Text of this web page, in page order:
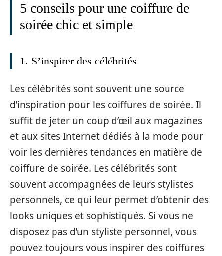
5 conseils pour une coiffure de
soirée chic et simple
1. S’inspirer des célébrités
Les célébrités sont souvent une source
d’inspiration pour les coiffures de soirée. Il
suffit de jeter un coup d’œil aux magazines
et aux sites Internet dédiés à la mode pour
voir les dernières tendances en matière de
coiffure de soirée. Les célébrités sont
souvent accompagnées de leurs stylistes
personnels, ce qui leur permet d’obtenir des
looks uniques et sophistiqués. Si vous ne
disposez pas d’un styliste personnel, vous
pouvez toujours vous inspirer des coiffures